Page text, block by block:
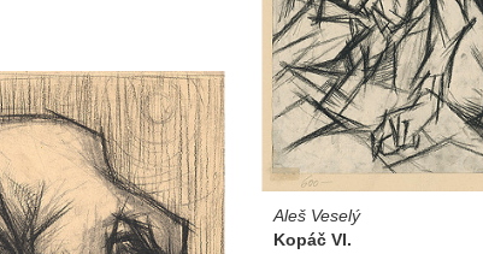
Aleš Veselý
Kopáč VI.